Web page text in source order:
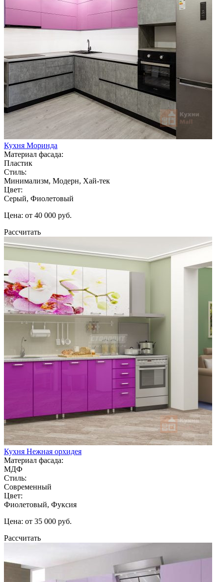
Кухня Моринда
Материал фасада:
Пластик
Стиль:
Минимализм, Модерн, Хай-тек
Цвет:
Серый, Фиолетовый
Цена: от 40 000 руб.
Рассчитать
Кухня Нежная орхидея
Материал фасада:
МДФ
Стиль:
Современный
Цвет:
Фиолетовый, Фуксия
Цена: от 35 000 руб.
Рассчитать